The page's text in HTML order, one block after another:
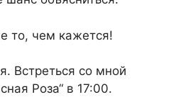
то, чем кажется!
Встреться со мной
Роза“ в 17:00.